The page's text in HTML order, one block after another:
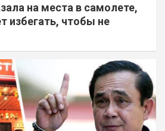
на места в самолете,
избегать, чтобы не